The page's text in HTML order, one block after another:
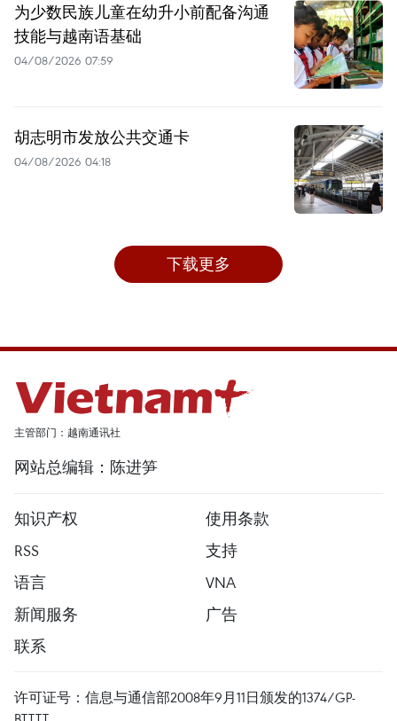
为少数民族儿童在幼升小前配备沟通
技能与越南语基础
04/08/2026 07:59
胡志明市发放公共交通卡
04/08/2026 04:18
下载更多
主管部门：越南通讯社
网站总编辑：陈进笋
知识产权
使用条款
RSS
支持
语言
VNA
新闻服务
广告
联系
许可证号：信息与通信部2008年9月11日颁发的1374/GP-